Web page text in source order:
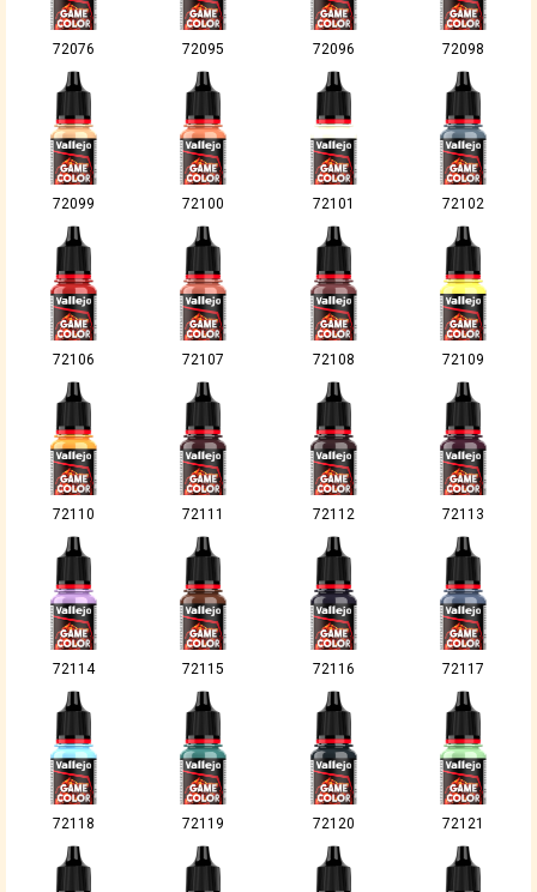
72076 72095 72096 72098
72099 72100 72101 72102
72106 72107 72108 72109
72110 72111 72112 72113
72114 72115 72116 72117
72118 72119 72120 72121